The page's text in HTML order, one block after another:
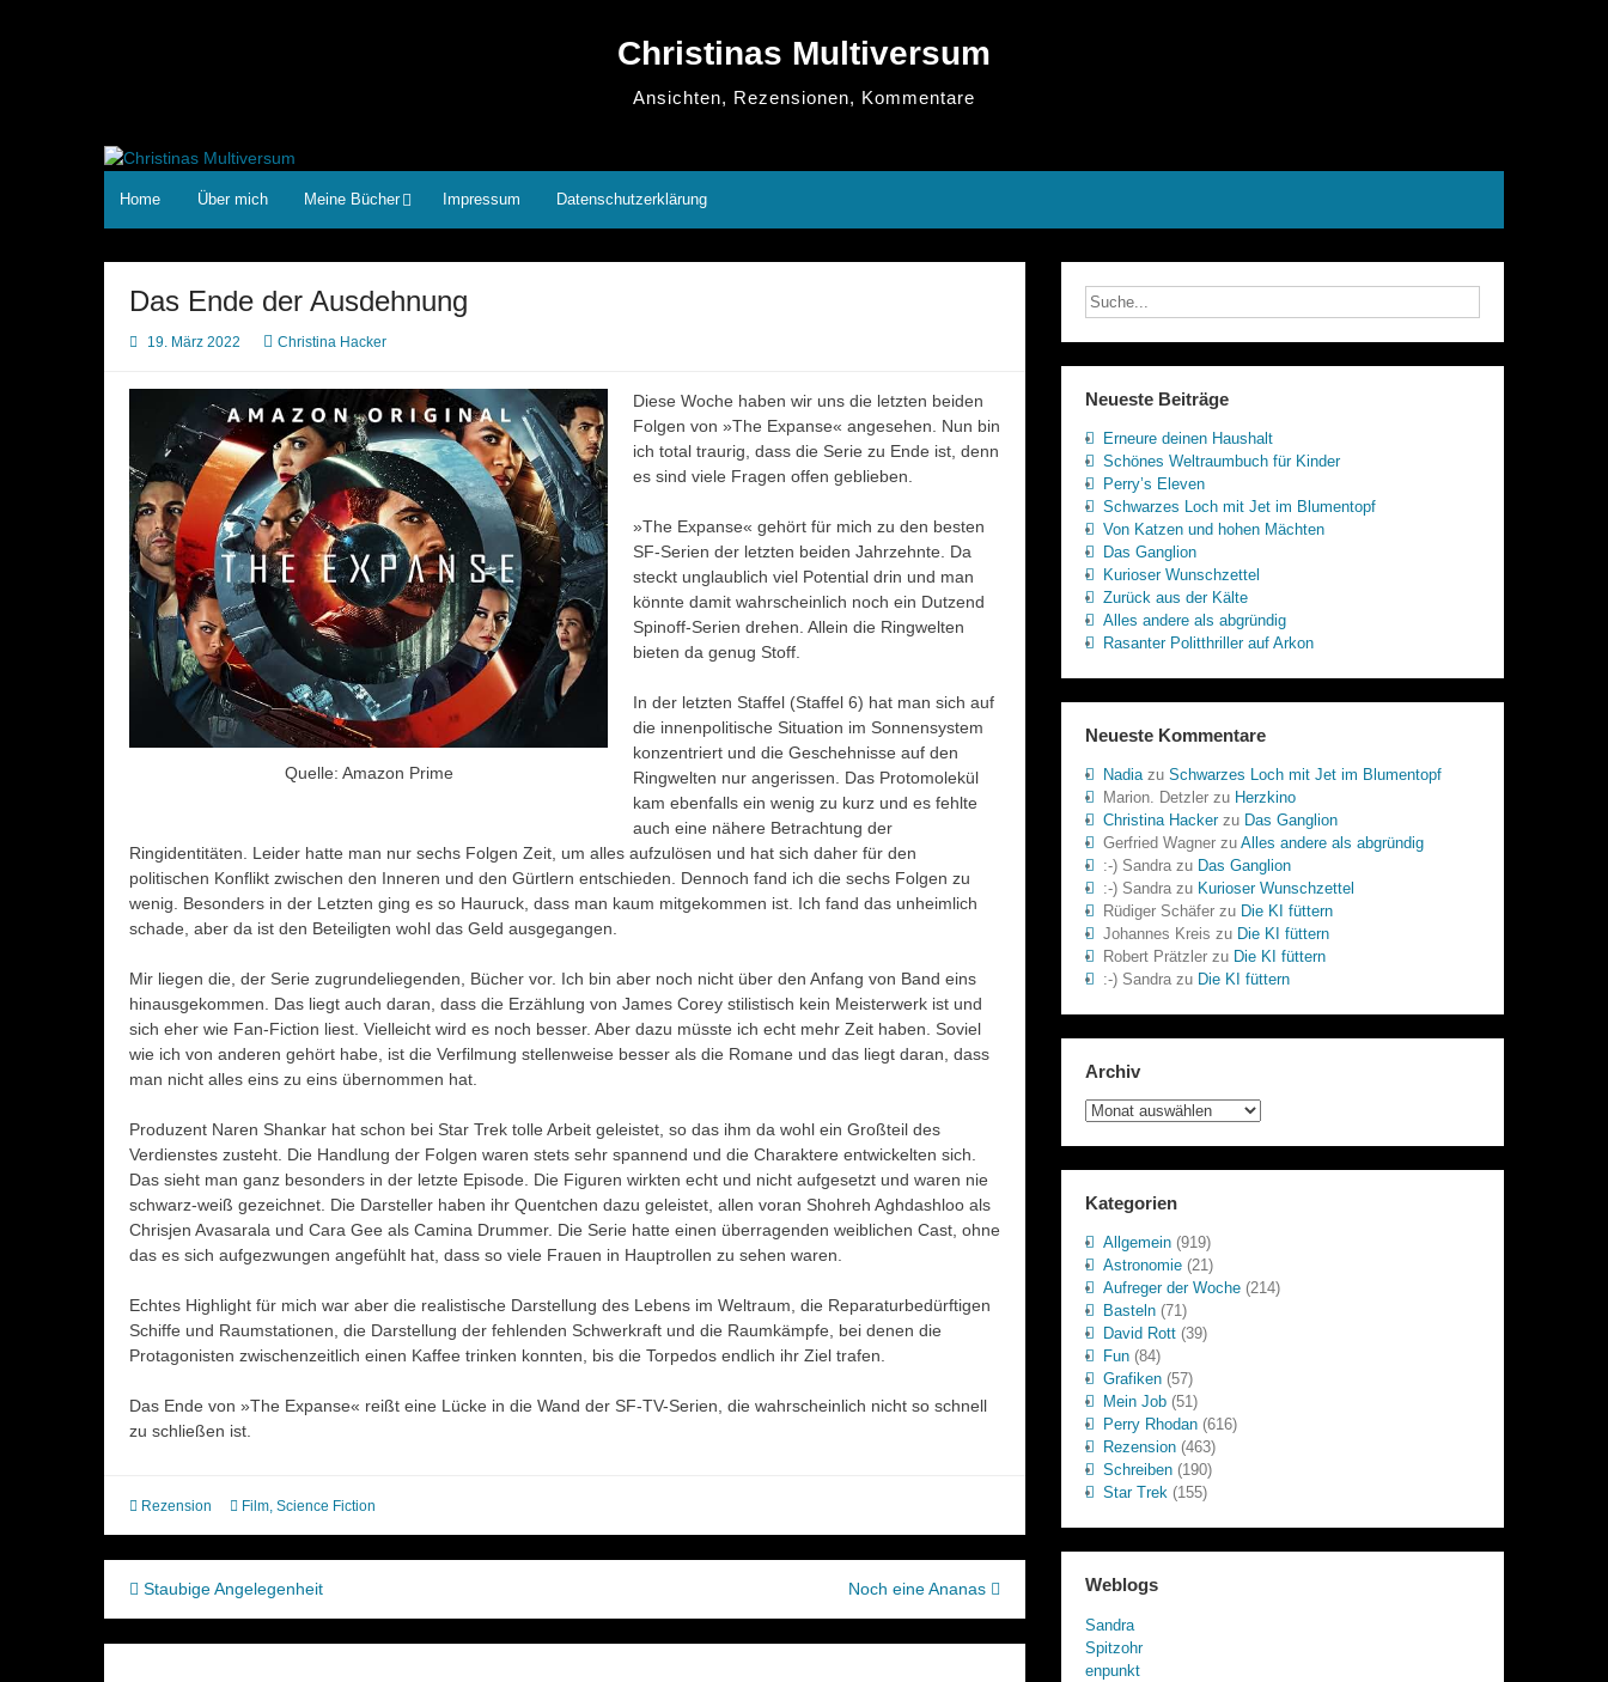
Christinas Multiversum
Ansichten, Rezensionen, Kommentare
Home Über mich Meine Bücher Impressum Datenschutzerklärung
Das Ende der Ausdehnung
19. März 2022 Christina Hacker
Quelle: Amazon Prime
Diese Woche haben wir uns die letzten beiden
Folgen von »The Expanse« angesehen. Nun bin
ich total traurig, dass die Serie zu Ende ist, denn
es sind viele Fragen offen geblieben.
»The Expanse« gehört für mich zu den besten
SF-Serien der letzten beiden Jahrzehnte. Da
steckt unglaublich viel Potential drin und man
könnte damit wahrscheinlich noch ein Dutzend
Spinoff-Serien drehen. Allein die Ringwelten
bieten da genug Stoff.
In der letzten Staffel (Staffel 6) hat man sich auf
die innenpolitische Situation im Sonnensystem
konzentriert und die Geschehnisse auf den
Ringwelten nur angerissen. Das Protomolekül
kam ebenfalls ein wenig zu kurz und es fehlte
auch eine nähere Betrachtung der
Ringidentitäten. Leider hatte man nur sechs Folgen Zeit, um alles aufzulösen und hat sich daher für den
politischen Konflikt zwischen den Inneren und den Gürtlern entschieden. Dennoch fand ich die sechs Folgen zu
wenig. Besonders in der Letzten ging es so Hauruck, dass man kaum mitgekommen ist. Ich fand das unheimlich
schade, aber da ist den Beteiligten wohl das Geld ausgegangen.
Mir liegen die, der Serie zugrundeliegenden, Bücher vor. Ich bin aber noch nicht über den Anfang von Band eins
hinausgekommen. Das liegt auch daran, dass die Erzählung von James Corey stilistisch kein Meisterwerk ist und
sich eher wie Fan-Fiction liest. Vielleicht wird es noch besser. Aber dazu müsste ich echt mehr Zeit haben. Soviel
wie ich von anderen gehört habe, ist die Verfilmung stellenweise besser als die Romane und das liegt daran, dass
man nicht alles eins zu eins übernommen hat.
Produzent Naren Shankar hat schon bei Star Trek tolle Arbeit geleistet, so das ihm da wohl ein Großteil des
Verdienstes zusteht. Die Handlung der Folgen waren stets sehr spannend und die Charaktere entwickelten sich.
Das sieht man ganz besonders in der letzte Episode. Die Figuren wirkten echt und nicht aufgesetzt und waren nie
schwarz-weiß gezeichnet. Die Darsteller haben ihr Quentchen dazu geleistet, allen voran Shohreh Aghdashloo als
Chrisjen Avasarala und Cara Gee als Camina Drummer. Die Serie hatte einen überragenden weiblichen Cast, ohne
das es sich aufgezwungen angefühlt hat, dass so viele Frauen in Hauptrollen zu sehen waren.
Echtes Highlight für mich war aber die realistische Darstellung des Lebens im Weltraum, die Reparaturbedürftigen
Schiffe und Raumstationen, die Darstellung der fehlenden Schwerkraft und die Raumkämpfe, bei denen die
Protagonisten zwischenzeitlich einen Kaffee trinken konnten, bis die Torpedos endlich ihr Ziel trafen.
Das Ende von »The Expanse« reißt eine Lücke in die Wand der SF-TV-Serien, die wahrscheinlich nicht so schnell
zu schließen ist.
Rezension Film Science Fiction
Beitragsnavigation
Staubige Angelegenheit Noch eine Ananas
Neueste Beiträge
Erneure deinen Haushalt
Schönes Weltraumbuch für Kinder
Perry’s Eleven
Schwarzes Loch mit Jet im Blumentopf
Von Katzen und hohen Mächten
Das Ganglion
Kurioser Wunschzettel
Zurück aus der Kälte
Alles andere als abgründig
Rasanter Politthriller auf Arkon
Neueste Kommentare
Nadiazu Schwarzes Loch mit Jet im Blumentopf
Marion. Detzlerzu Herzkino
Christina Hackerzu Das Ganglion
Gerfried Wagnerzu Alles andere als abgründig
:-) Sandrazu Das Ganglion
:-) Sandrazu Kurioser Wunschzettel
Rüdiger Schäferzu Die KI füttern
Johannes Kreis zu Die KI füttern
Robert Prätzlerzu Die KI füttern
:-) Sandrazu Die KI füttern
Archiv
Archiv
Kategorien
Allgemein(919)
Astronomie(21)
Aufreger der Woche(214)
Basteln(71)
David Rott(39)
Fun(84)
Grafiken(57)
Mein Job(51)
Perry Rhodan(616)
Rezension(463)
Schreiben(190)
Star Trek(155)
Weblogs
Sandra
Spitzohr
enpunkt